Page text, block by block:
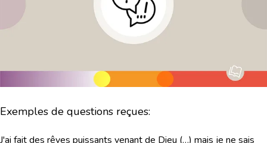
Exemples de questions reçues:
J'ai fait des rêves puissants venant de Dieu (…) mais je ne sais